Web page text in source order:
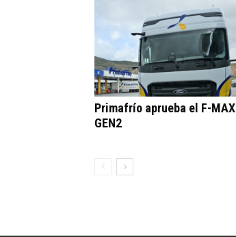
Primafrío aprueba el F-MAX
GEN2